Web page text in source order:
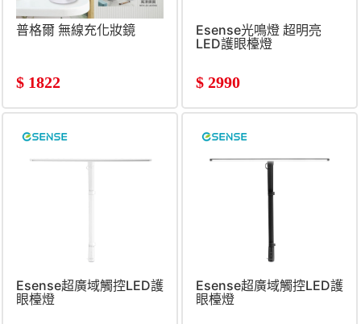
普格爾 無線充化妝鏡
$ 1822
Esense光鳴燈 超明亮
LED護眼檯燈
$ 2990
Esense超廣域觸控LED護
眼檯燈
Esense超廣域觸控LED護
眼檯燈